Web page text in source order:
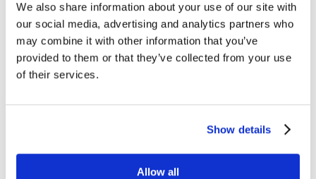
We also share information about your use of our site with
our social media, advertising and analytics partners who
may combine it with other information that you’ve
provided to them or that they’ve collected from your use
of their services.
Show details
Allow all
Zapraszamy do nowej odsłony questus
marketing insights. W tym miesiącu
przedstawiamy Wam teksty autorstwa: Wharton
School, Bain & Company, Martech, California
Management Review. Przyjemnej lektury! Is